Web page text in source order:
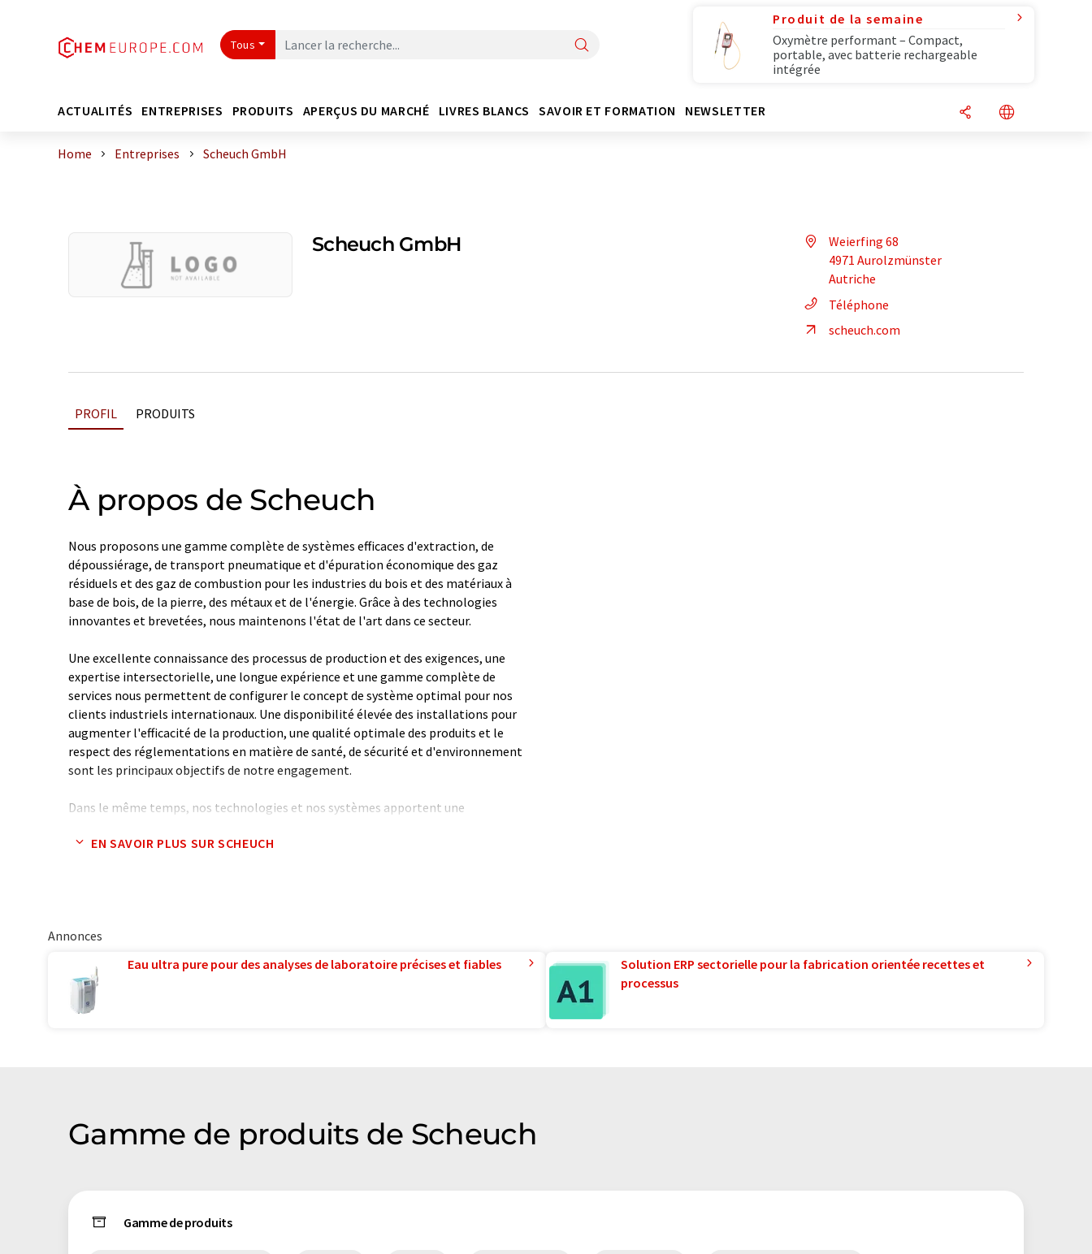
Tous
Produit de la semaine
Oxymètre performant – Compact,
portable, avec batterie rechargeable
intégrée
ACTUALITÉS ENTREPRISES PRODUITS APERÇUS DU MARCHÉ LIVRES BLANCS SAVOIR ET FORMATION NEWSLETTER
Home Entreprises Scheuch GmbH
Scheuch GmbH
Weierfing 68
4971 Aurolzmünster
Autriche
Téléphone
scheuch.com
PROFIL PRODUITS
À propos de Scheuch
Nous proposons une gamme complète de systèmes efficaces d'extraction, de
dépoussiérage, de transport pneumatique et d'épuration économique des gaz
résiduels et des gaz de combustion pour les industries du bois et des matériaux à
base de bois, de la pierre, des métaux et de l'énergie. Grâce à des technologies
innovantes et brevetées, nous maintenons l'état de l'art dans ce secteur.
Une excellente connaissance des processus de production et des exigences, une
expertise intersectorielle, une longue expérience et une gamme complète de
services nous permettent de configurer le concept de système optimal pour nos
clients industriels internationaux. Une disponibilité élevée des installations pour
augmenter l'efficacité de la production, une qualité optimale des produits et le
respect des réglementations en matière de santé, de sécurité et d'environnement
sont les principaux objectifs de notre engagement.
Dans le même temps, nos technologies et nos systèmes apportent une
considérablement les émissions de poussières fines et de polluants. Leur
Entreprise familiale indépendante depuis 1963, nous employons aujourd'hui 600
personnes à notre siège d'Aurolzmünster/Autriche et sommes présents dans le
monde entier. Nous sommes devenus le leader du marché et de la technologie en
Europe dans plusieurs secteurs.
EN SAVOIR PLUS SUR SCHEUCH
Annonces
Eau ultra pure pour des analyses de laboratoire précises et fiables
Solution ERP sectorielle pour la fabrication orientée recettes et
processus
Gamme de produits de Scheuch
Gamme de produits